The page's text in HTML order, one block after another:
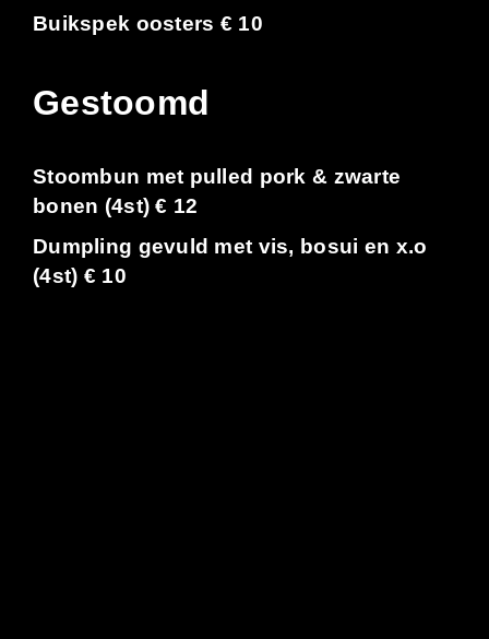
Buikspek oosters € 10
Gestoomd
Stoombun met pulled pork & zwarte
bonen (4st) € 12
Dumpling gevuld met vis, bosui en x.o
(4st) € 10